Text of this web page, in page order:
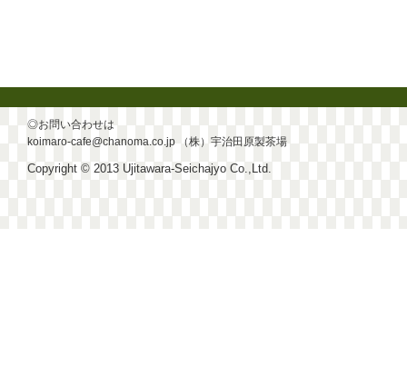
◎お問い合わせは
koimaro-cafe@chanoma.co.jp （株）宇治田原製茶場
Copyright © 2013 Ujitawara-Seichajyo Co.,Ltd.